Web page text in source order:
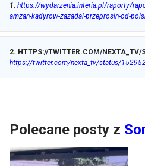
1. https://wydarzenia.interia.pl/raporty/
amzan-kadyrow-zazadal-przeprosin-od-
2. HTTPS://TWITTER.COM/
https://twitter.com/nexta_tv/status/
Polecane posty z